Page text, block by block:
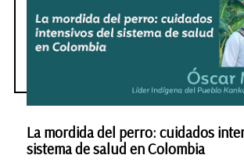
La mordida del perro: cuidados
sistema de salud en Colombia